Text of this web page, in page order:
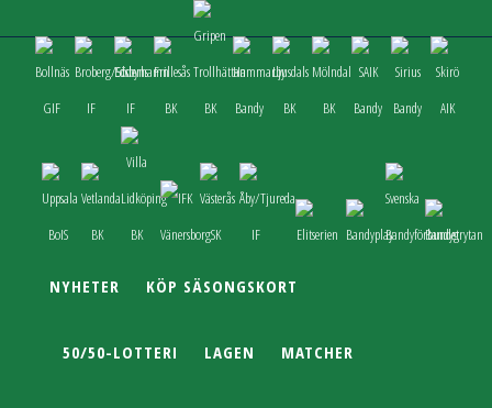
NYHETER KÖP SÄSONGSKORT
50/50-LOTTERI LAGEN MATCHER